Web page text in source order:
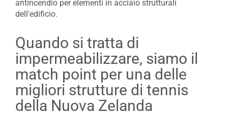
antincendio per elementi in acciaio strutturali
dell'edificio.
Quando si tratta di
impermeabilizzare, siamo il
match point per una delle
migliori strutture di tennis
della Nuova Zelanda